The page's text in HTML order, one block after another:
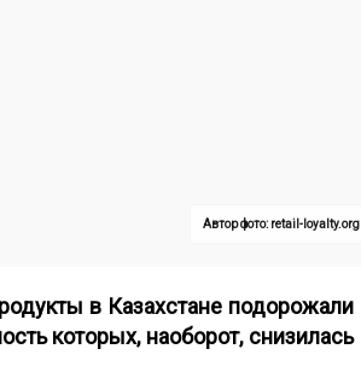
Автор фото: retail-loyalty.org
в Казахстане подорожали
которых, наоборот, снизилась